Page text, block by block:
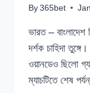
By 365bet
ভারত –
দর্শক চাহিদা
ওয়ানডেও ছিলো
ম্যাচটিতে শেষ